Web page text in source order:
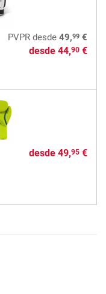
PVPRdesde 49,99€
desde 44,90€
desde 49,95€